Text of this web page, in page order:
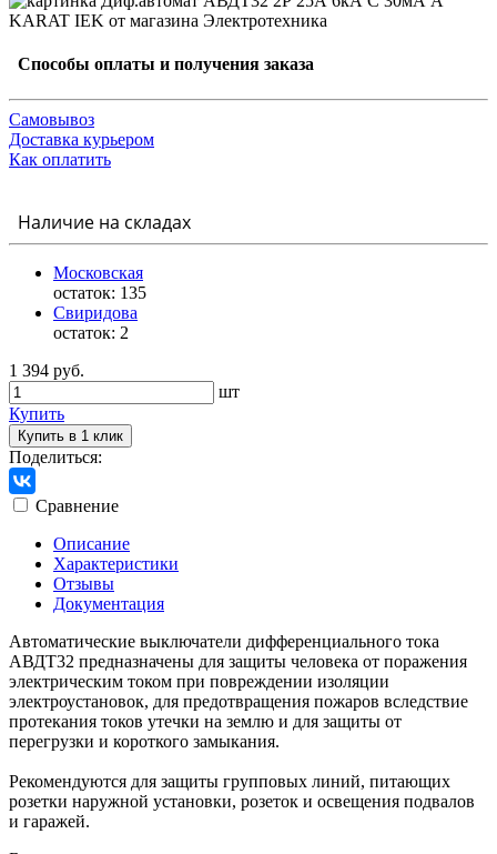
Способы оплаты и получения заказа
Самовывоз
Доставка курьером
Как оплатить
Наличие на складах
Московская
остаток: 135
Свиридова
остаток: 2
1 394 руб.
шт
Купить
Купить в 1 клик
Поделиться:
Сравнение
Описание
Характеристики
Отзывы
Документация
Автоматические выключатели дифференциального тока
АВДТ32 предназначены для защиты человека от поражения
электрическим током при повреждении изоляции
электроустановок, для предотвращения пожаров вследствие
протекания токов утечки на землю и для защиты от
перегрузки и короткого замыкания.
Рекомендуются для защиты групповых линий, питающих
розетки наружной установки, розеток и освещения подвалов
и гаражей.